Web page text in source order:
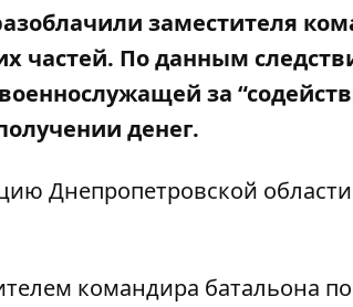
заместителя
частей. По данным
за
денег.
Днепропетровской области
командира батальона по